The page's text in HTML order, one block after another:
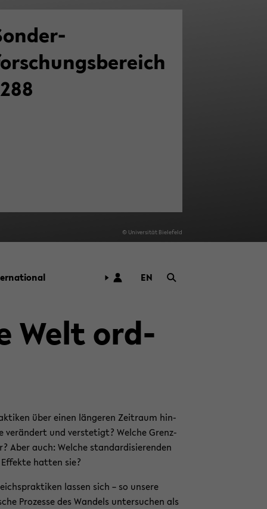
EN
ZUR
SPRA­
© Uni­ver­si­tät Bie­le­feld
Welt ord­
über einen län­ge­ren Zeit­raum hin­
ver­än­dert und ver­ste­tigt? Wel­che Grenz­
Aber auch: Wel­che stan­dar­di­sie­ren­den
hat­ten sie?
las­sen sich – so un­se­re
Pro­zes­se des Wan­dels un­ter­su­chen als